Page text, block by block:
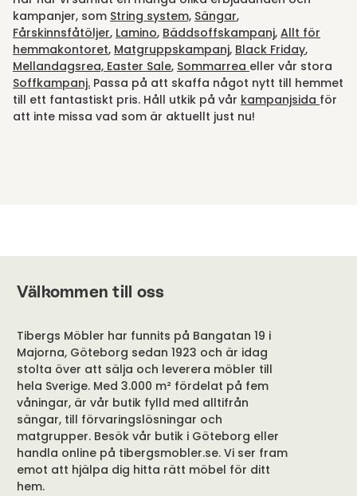
kampanjer, som String system, Sängar,
Fårskinnsfåtöljer, Lamino, Bäddsoffskampanj, Allt för
hemmakontoret, Matgruppskampanj, Black Friday,
Mellandagsrea, Easter Sale, Sommarrea eller vår stora
Soffkampanj. Passa på att skaffa något nytt till hemmet
till ett fantastiskt pris. Håll utkik på vår kampanjsida för
att inte missa vad som är aktuellt just nu!
Välkommen till oss
Tibergs Möbler har funnits på Bangatan 19 i
Majorna, Göteborg sedan 1923 och är idag
stolta över att sälja och leverera möbler till
hela Sverige. Med 3.000 m² fördelat på fem
våningar, är vår butik fylld med alltifrån
sängar, till förvaringslösningar och
matgrupper. Besök vår butik i Göteborg eller
handla online på tibergsmobler.se. Vi ser fram
emot att hjälpa dig hitta rätt möbel för ditt
hem.